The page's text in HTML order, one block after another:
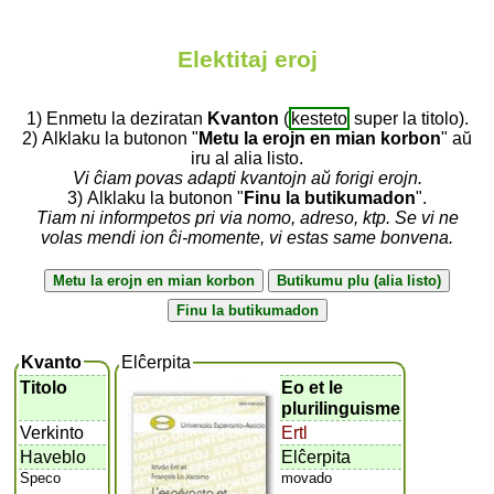
Elektitaj eroj
1) Enmetu la deziratan Kvanton ( kesteto super la titolo).
2) Alklaku la butonon " Metu la erojn en mian korbon" aŭ
iru al alia listo.
Vi ĉiam povas adapti kvantojn aŭ forigi erojn.
3) Alklaku la butonon " Finu la butikumadon".
Tiam ni informpetos pri via nomo, adreso, ktp. Se vi ne
volas mendi ion ĉi-momente, vi estas same bonvena.
Kvanto
Titolo
Verkinto
Haveblo
Speco
Elĉerpita
Eo et le
plurilinguisme
Ertl
Elĉerpita
movado